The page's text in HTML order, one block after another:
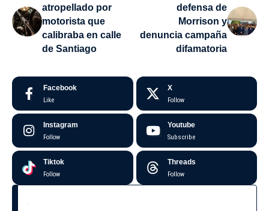
atropellado por
motorista que
calibraba en calle
de Santiago
defensa de
Morrison y
denuncia campaña
difamatoria
Facebook
Like
X
Follow
Instagram
Follow
Youtube
Subscribe
Tiktok
Follow
Threads
Follow